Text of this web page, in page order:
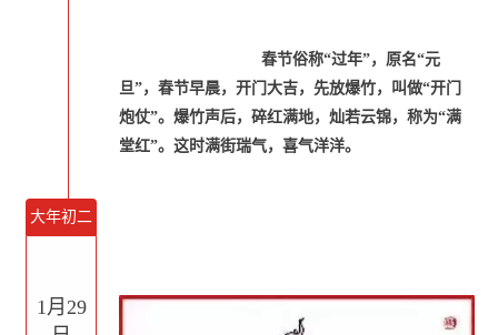
春节俗称“过年”，原名“元
旦”，春节早晨，开门大吉，先放爆竹，叫做“开门
炮仗”。爆竹声后，碎红满地，灿若云锦，称为“满
堂红”。这时满街瑞气，喜气洋洋。
大年初二
1月29